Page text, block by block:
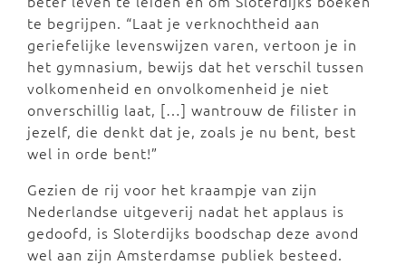
te begrijpen. “Laat je verknochtheid aan
geriefelijke levenswijzen varen, vertoon je in
het gymnasium, bewijs dat het verschil tussen
volkomenheid en onvolkomenheid je niet
onverschillig laat, […] wantrouw de filister in
jezelf, die denkt dat je, zoals je nu bent, best
wel in orde bent!”
Gezien de rij voor het kraampje van zijn
Nederlandse uitgeverij nadat het applaus is
gedoofd, is Sloterdijks boodschap deze avond
wel aan zijn Amsterdamse publiek besteed.